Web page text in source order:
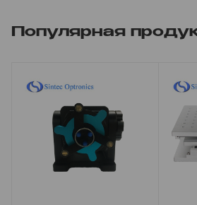
Популярная